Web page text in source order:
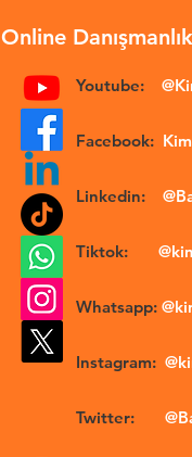
Online
Youtube:
Facebook:
Linkedin:
Tiktok:
Whatsapp:
Instagram:
Twitter: